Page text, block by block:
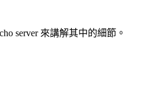
server 來講解其中的細節。